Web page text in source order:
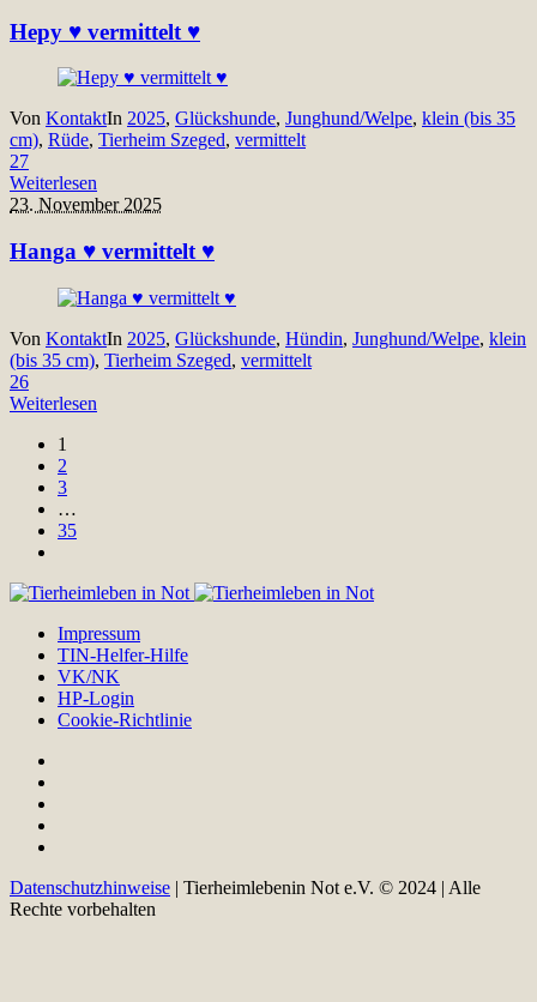
Hepy ♥ vermittelt ♥
Von KontaktIn 2025, Glückshunde, Junghund/Welpe, klein (bis 35
cm), Rüde, Tierheim Szeged, vermittelt
27
Weiterlesen
23. November 2025
Hanga ♥ vermittelt ♥
Von KontaktIn 2025, Glückshunde, Hündin, Junghund/Welpe, klein
(bis 35 cm), Tierheim Szeged, vermittelt
26
Weiterlesen
1
2
3
…
35
Impressum
TIN-Helfer-Hilfe
VK/NK
HP-Login
Cookie-Richtlinie
Datenschutzhinweise | Tierheimlebenin Not e.V. © 2024 | Alle
Rechte vorbehalten